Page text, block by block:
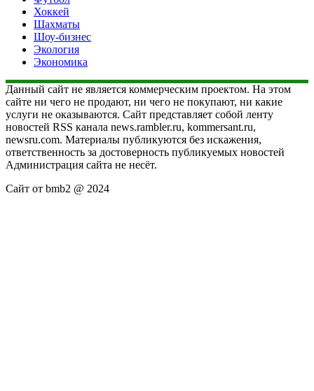
Хоккей
Шахматы
Шоу-бизнес
Экология
Экономика
Данный сайт не является коммерческим проектом. На этом
сайте ни чего не продают, ни чего не покупают, ни какие
услуги не оказываются. Сайт представляет собой ленту
новостей RSS канала news.rambler.ru, kommersant.ru,
newsru.com. Материалы публикуются без искажения,
ответственность за достоверность публикуемых новостей
Администрация сайта не несёт.
Сайт от bmb2 @ 2024